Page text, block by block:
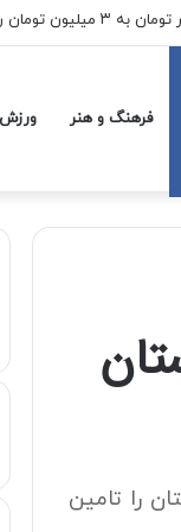
فرهنگ و هنر ورزش
را تامین